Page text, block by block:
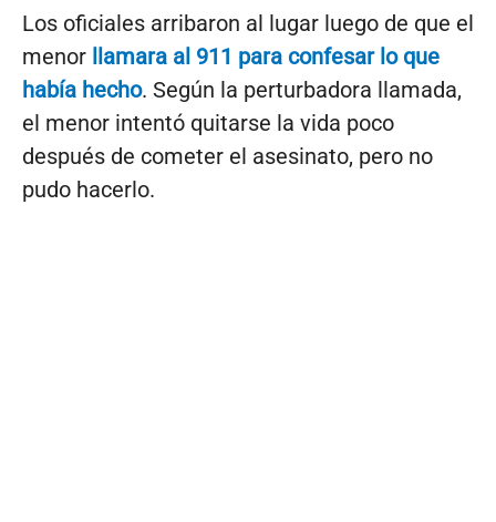
Los oficiales arribaron al lugar luego de que el
menor llamara al 911 para confesar lo que
había hecho. Según la perturbadora llamada,
el menor intentó quitarse la vida poco
después de cometer el asesinato, pero no
pudo hacerlo.